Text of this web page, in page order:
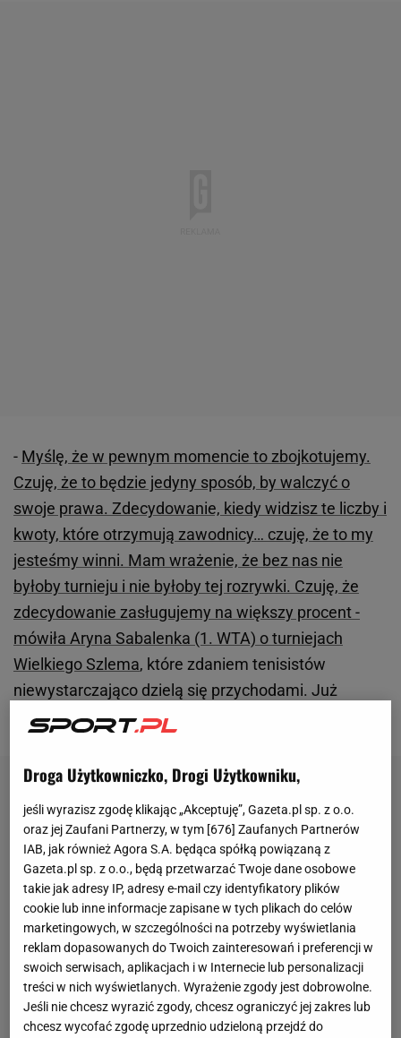
- Myślę, że w pewnym momencie to zbojkotujemy.
Czuję, że to będzie jedyny sposób, by walczyć o
swoje prawa. Zdecydowanie, kiedy widzisz te liczby i
kwoty, które otrzymują zawodnicy… czuję, że to my
jesteśmy winni. Mam wrażenie, że bez nas nie
byłoby turnieju i nie byłoby tej rozrywki. Czuję, że
zdecydowanie zasługujemy na większy procent -
mówiła Aryna Sabalenka (1. WTA) o turniejach
Wielkiego Szlema, które zdaniem tenisistów
niewystarczająco dzielą się przychodami. Już
zapowiedziano protest.
Droga Użytkowniczko, Drogi Użytkowniku,
jeśli wyrazisz zgodę klikając „Akceptuję”, Gazeta.pl sp. z o.o.
oraz jej Zaufani Partnerzy, w tym [676] Zaufanych Partnerów
IAB, jak również Agora S.A. będąca spółką powiązaną z
Gazeta.pl sp. z o.o., będą przetwarzać Twoje dane osobowe
takie jak adresy IP, adresy e-mail czy identyfikatory plików
cookie lub inne informacje zapisane w tych plikach do celów
marketingowych, w szczególności na potrzeby wyświetlania
reklam dopasowanych do Twoich zainteresowań i preferencji w
swoich serwisach, aplikacjach i w Internecie lub personalizacji
treści w nich wyświetlanych. Wyrażenie zgody jest dobrowolne.
Jeśli nie chcesz wyrazić zgody, chcesz ograniczyć jej zakres lub
chcesz wycofać zgodę uprzednio udzieloną przejdź do